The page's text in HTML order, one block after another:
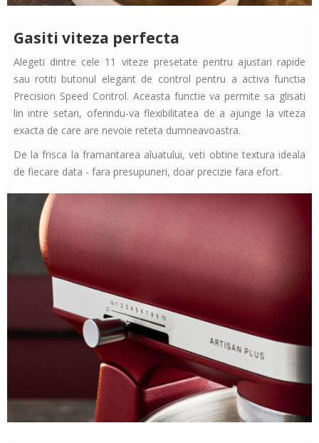
Gasiti viteza perfecta
Alegeti dintre cele 11 viteze presetate pentru ajustari rapide
sau rotiti butonul elegant de control pentru a activa functia
Precision Speed Control. Aceasta functie va permite sa glisati
lin intre setari, oferindu-va flexibilitatea de a ajunge la viteza
exacta de care are nevoie reteta dumneavoastra.
De la frisca la framantarea aluatului, veti obtine textura ideala
de fiecare data - fara presupuneri, doar precizie fara efort.